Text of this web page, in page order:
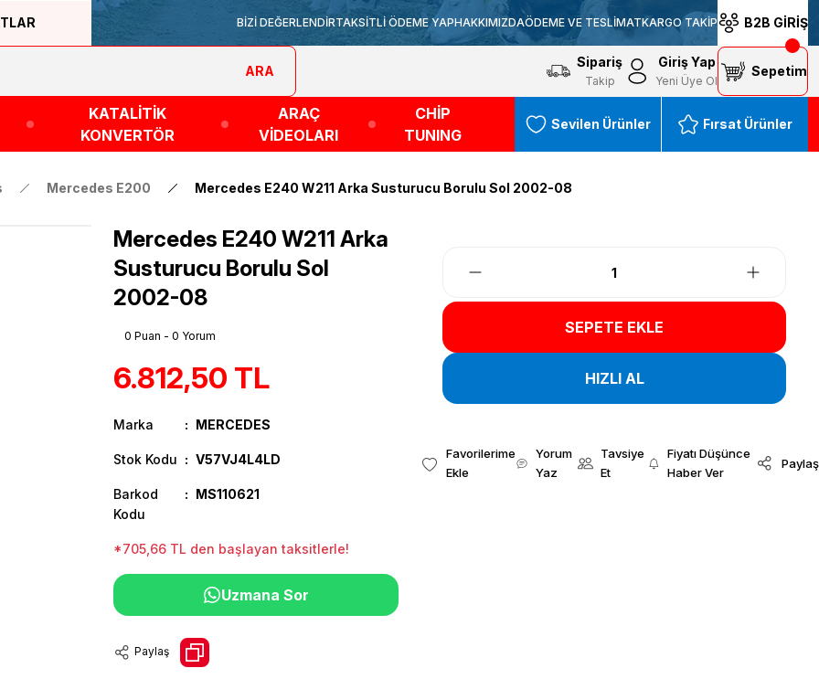
BİZİ DEĞERLENDİRTAKSİTLİ ÖDEME YAPHAKKIMIZDAÖDEME VE TESLİMATKARGO TAKİP B2B GİRİŞ
ARA
Sipariş
Takip
Giriş Yap
Yeni Üye Ol
Sepetim
KATALİTİK
KONVERTÖR
ARAÇ
VİDEOLARI
CHİP
TUNING
Sevilen Ürünler Fırsat Ürünler
Mercedes E200 Mercedes E240 W211 Arka Susturucu Borulu Sol 2002-08
Mercedes E240 W211 Arka
Susturucu Borulu Sol
2002-08
0 Puan - 0 Yorum
6.812,50 TL
Marka MERCEDES
Stok Kodu V57VJ4L4LD
Barkod
Kodu
MS110621
*705,66 TL den başlayan taksitlerle!
Uzmana Sor
Paylaş
SEPETE EKLE
HIZLI AL
Yorum
Yaz
Tavsiye
Et
Fiyatı Düşünce
Haber Ver
Paylaş